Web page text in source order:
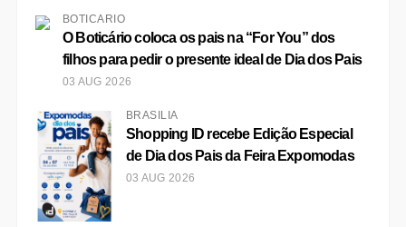
BOTICÁRIO
O Boticário coloca os pais na “For You” dos
filhos para pedir o presente ideal de Dia dos Pais
03 AUG 2026
BRASÍLIA
Shopping ID recebe Edição Especial
de Dia dos Pais da Feira Expomodas
03 AUG 2026